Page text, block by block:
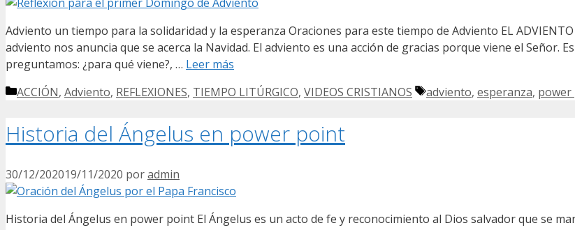
Adviento un tiempo para la solidaridad y la esperanza Oraciones para este tiempo de Adviento EL ADVIENTO
adviento nos anuncia que se acerca la Navidad. El adviento es una acción de gracias porque viene el Señor.
preguntamos: ¿para qué viene?, … Leer más
Categorías
ACCIÓN, Adviento, REFLEXIONES, TIEMPO LITÚRGICO, VIDEOS CRISTIANOS Etiquetas
adviento, esperanza,
Historia del Ángelus en power point
30/12/202019/11/2020 poradmin
Historia del Ángelus en power point El Ángelus es un acto de fe y reconocimiento al Dios salvador que se